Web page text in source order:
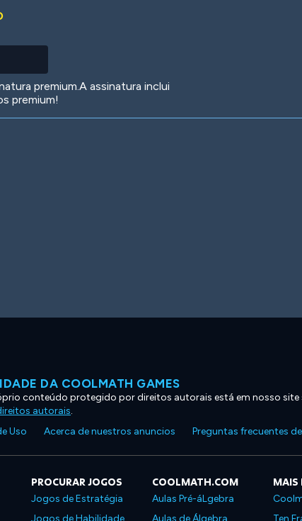
premium.A assinatura inclui
premium!
DA COOLMATH GAMES
conteúdo protegido por direitos autorais está em nosso site
autorais.
Uso Acerca de nuestros anuncios Preguntas frecuentes
PROCURAR JOGOS
Jogos de Estratégia
Jogos de Habilidade
COOLMATH.COM
Aulas Pré-áLgebra
Aulas de Álgebra
MAIS
Ten